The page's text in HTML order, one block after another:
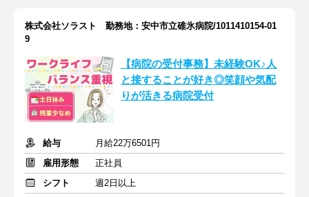
株式会社ソラスト 勤務地：安中市立碓氷病院/1011410154-01
9
【病院の受付事務】未経験OK♪人
と接することが好き◎笑顔や気配
りが活きる病院受付
給与
月給22万6501円
雇用形態
正社員
シフト
週2日以上